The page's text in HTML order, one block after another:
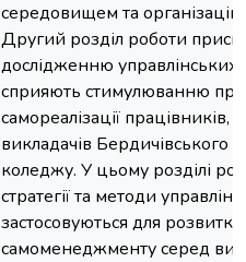
середовищем та
Другий розділ роботи
дослідженню управлінських
сприяють стимулюванню
самореалізації працівників,
викладачів Бердичівського
коледжу. У цьому розділі
стратегії та методи
застосовуються для розвитку
самоменеджменту серед